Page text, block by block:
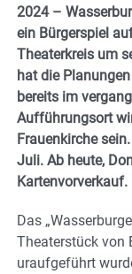
2024 –
ein Bürgerspiel
Theaterkreis um
hat die
bereits im
Aufführungsort
Frauenkirche
Juli. Ab heute,
Kartenvorverkauf.
Das
Theaterstück von
uraufgeführt